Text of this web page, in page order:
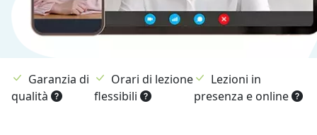
Garanzia di
qualità
Orari di lezione
flessibili
Lezioni in
presenza e online